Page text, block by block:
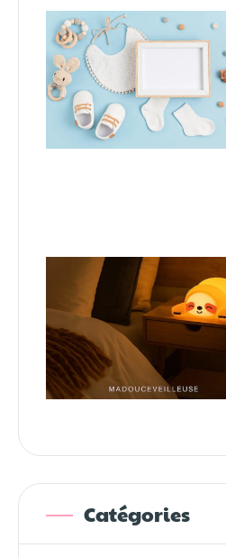
Catégories